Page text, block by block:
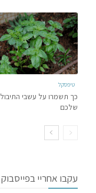
טיפסקל
כך תשמרו על עשבי התיבול
שלכם
עקבו אחריי בפייסבוק